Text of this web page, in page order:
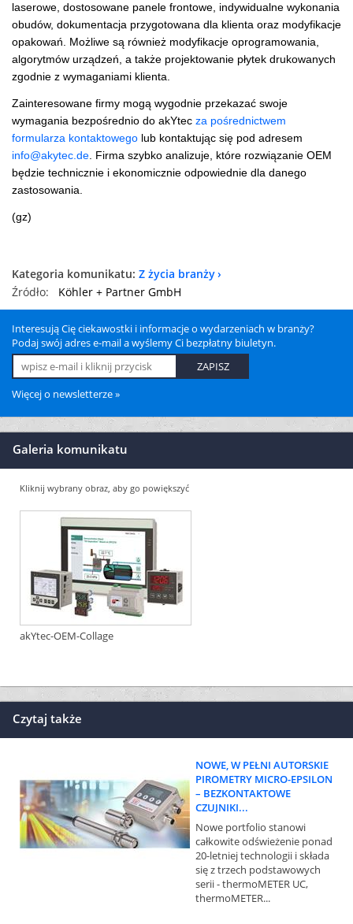
laserowe, dostosowane panele frontowe, indywidualne wykonania
obudów, dokumentacja przygotowana dla klienta oraz modyfikacje
opakowań. Możliwe są również modyfikacje oprogramowania,
algorytmów urządzeń, a także projektowanie płytek drukowanych
zgodnie z wymaganiami klienta.
Zainteresowane firmy mogą wygodnie przekazać swoje
wymagania bezpośrednio do akYtec za pośrednictwem
formularza kontaktowego lub kontaktując się pod adresem
info@akytec.de . Firma szybko analizuje, które rozwiązanie OEM
będzie technicznie i ekonomicznie odpowiednie dla danego
zastosowania.
(gz)
Kategoria komunikatu: Z życia branży
Źródło:
Köhler + Partner GmbH
Interesują Cię ciekawostki i informacje o wydarzeniach w branży?
Podaj swój adres e-mail a wyślemy Ci bezpłatny biuletyn.
Więcej o newsletterze »
Galeria komunikatu
Kliknij wybrany obraz, aby go powiększyć
akYtec-OEM-Collage
Czytaj także
NOWE, W PEŁNI AUTORSKIE
PIROMETRY MICRO-EPSILON
– BEZKONTAKTOWE
CZUJNIKI...
Nowe portfolio stanowi
całkowite odświeżenie ponad
20-letniej technologii i składa
się z trzech podstawowych
serii - thermoMETER UC,
thermoMETER...